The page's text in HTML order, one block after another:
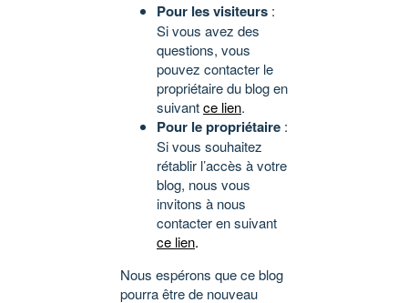
Pour les visiteurs :
Si vous avez des
questions, vous
pouvez contacter le
propriétaire du blog en
suivantce lien.
Pour le propriétaire :
Si vous souhaitez
rétablir l’accès à votre
blog, nous vous
invitons à nous
contacter en suivant
ce lien.
Nous espérons que ce blog
pourra être de nouveau